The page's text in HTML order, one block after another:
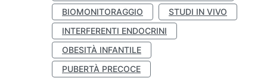
BIOMONITORAGGIO
STUDI IN VIVO
INTERFERENTI ENDOCRINI
OBESITÀ INFANTILE
PUBERTÀ PRECOCE